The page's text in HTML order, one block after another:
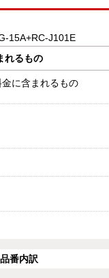
15A+RC-J101E
れるもの
番内訳